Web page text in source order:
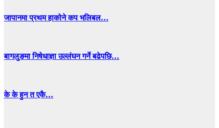
जापानमा प्रथम हाकोने कप भलिबल…
बागलुङमा निषेधाज्ञा उल्लंघन गर्ने बढेपछि…
के के हुन त एकै…